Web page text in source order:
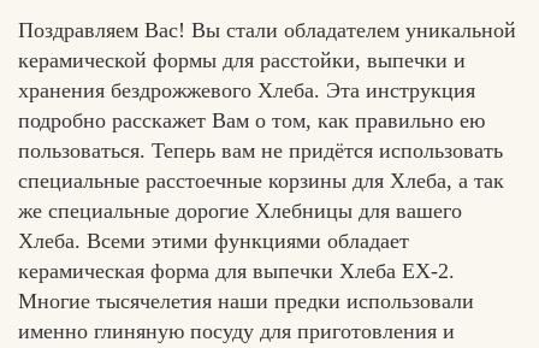
Поздравляем Вас! Вы стали обладателем уникальной
керамической формы для расстойки, выпечки и
хранения бездрожжевого Хлеба. Эта инструкция
подробно расскажет Вам о том, как правильно ею
пользоваться. Теперь вам не придётся использовать
специальные расстоечные корзины для Хлеба, а так
же специальные дорогие Хлебницы для вашего
Хлеба. Всеми этими функциями обладает
керамическая форма для выпечки Хлеба ЕХ-2.
Многие тысячелетия наши предки использовали
именно глиняную посуду для приготовления и